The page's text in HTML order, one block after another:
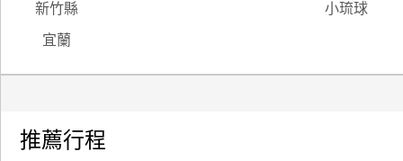
新竹縣 小琉球
宜蘭
推薦行程